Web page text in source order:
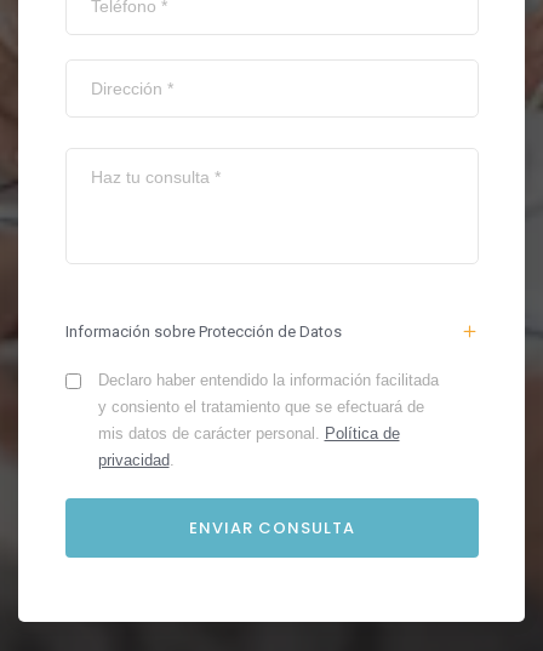
Información sobre Protección de Datos
Declaro haber entendido la información facilitada
y consiento el tratamiento que se efectuará de
mis datos de carácter personal. Política de
privacidad.